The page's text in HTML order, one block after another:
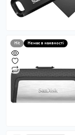
Hit Немає в наявності